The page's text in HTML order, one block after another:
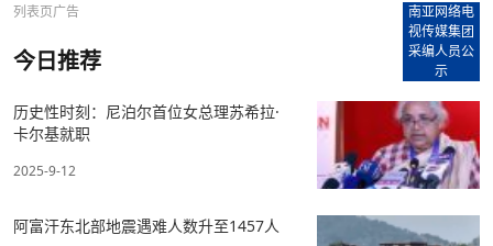
列表页广告
南亚网络电
视传媒集团
采编人员公
示
今日推荐
历史性时刻：尼泊尔首位女总理苏希拉·
卡尔基就职
2025-9-12
阿富汗东北部地震遇难人数升至1457人